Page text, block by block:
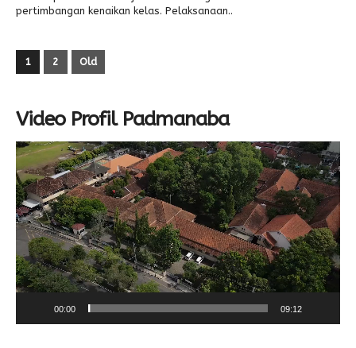
pertimbangan kenaikan kelas. Pelaksanaan..
1 2 Old
Video Profil Padmanaba
Video
Player
00:00 09:12